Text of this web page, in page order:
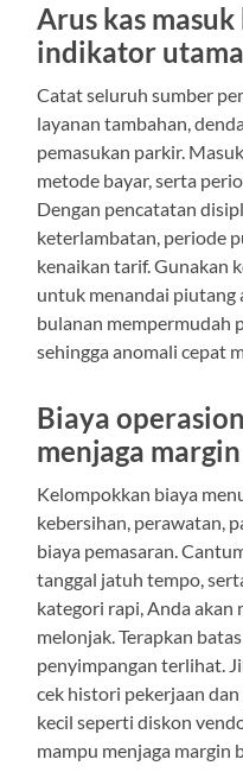
Arus kas
indikator utama
Catat seluruh sumber
layanan tambahan,
pemasukan parkir.
metode bayar, serta
Dengan pencatatan
keterlambatan, periode
kenaikan tarif. Gunakan
untuk menandai piutang
bulanan mempermudah
sehingga anomali cepat
Biaya
menjaga margin
Kelompokkan biaya
kebersihan, perawatan,
biaya pemasaran.
tanggal jatuh tempo,
kategori rapi, Anda akan
melonjak. Terapkan
penyimpangan terlihat.
cek histori pekerjaan
kecil seperti diskon
mampu menjaga margin